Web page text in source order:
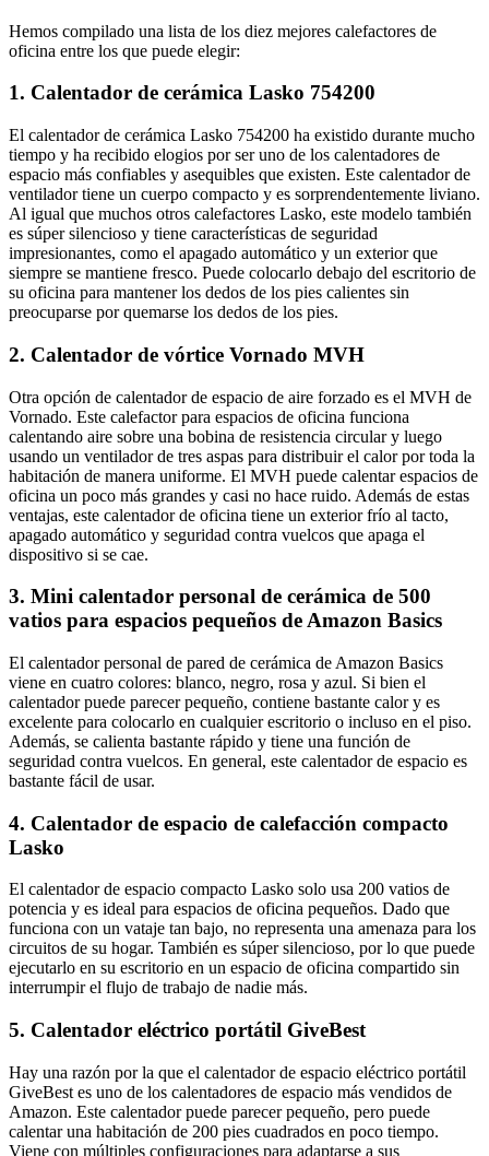
Hemos compilado una lista de los diez mejores calefactores de
oficina entre los que puede elegir:
1. Calentador de cerámica Lasko 754200
El calentador de cerámica Lasko 754200 ha existido durante mucho
tiempo y ha recibido elogios por ser uno de los calentadores de
espacio más confiables y asequibles que existen. Este calentador de
ventilador tiene un cuerpo compacto y es sorprendentemente liviano.
Al igual que muchos otros calefactores Lasko, este modelo también
es súper silencioso y tiene características de seguridad
impresionantes, como el apagado automático y un exterior que
siempre se mantiene fresco. Puede colocarlo debajo del escritorio de
su oficina para mantener los dedos de los pies calientes sin
preocuparse por quemarse los dedos de los pies.
2. Calentador de vórtice Vornado MVH
Otra opción de calentador de espacio de aire forzado es el MVH de
Vornado. Este calefactor para espacios de oficina funciona
calentando aire sobre una bobina de resistencia circular y luego
usando un ventilador de tres aspas para distribuir el calor por toda la
habitación de manera uniforme. El MVH puede calentar espacios de
oficina un poco más grandes y casi no hace ruido. Además de estas
ventajas, este calentador de oficina tiene un exterior frío al tacto,
apagado automático y seguridad contra vuelcos que apaga el
dispositivo si se cae.
3. Mini calentador personal de cerámica de 500
vatios para espacios pequeños de Amazon Basics
El calentador personal de pared de cerámica de Amazon Basics
viene en cuatro colores: blanco, negro, rosa y azul. Si bien el
calentador puede parecer pequeño, contiene bastante calor y es
excelente para colocarlo en cualquier escritorio o incluso en el piso.
Además, se calienta bastante rápido y tiene una función de
seguridad contra vuelcos. En general, este calentador de espacio es
bastante fácil de usar.
4. Calentador de espacio de calefacción compacto
Lasko
El calentador de espacio compacto Lasko solo usa 200 vatios de
potencia y es ideal para espacios de oficina pequeños. Dado que
funciona con un vataje tan bajo, no representa una amenaza para los
circuitos de su hogar. También es súper silencioso, por lo que puede
ejecutarlo en su escritorio en un espacio de oficina compartido sin
interrumpir el flujo de trabajo de nadie más.
5. Calentador eléctrico portátil GiveBest
Hay una razón por la que el calentador de espacio eléctrico portátil
GiveBest es uno de los calentadores de espacio más vendidos de
Amazon. Este calentador puede parecer pequeño, pero puede
calentar una habitación de 200 pies cuadrados en poco tiempo.
Viene con múltiples configuraciones para adaptarse a sus